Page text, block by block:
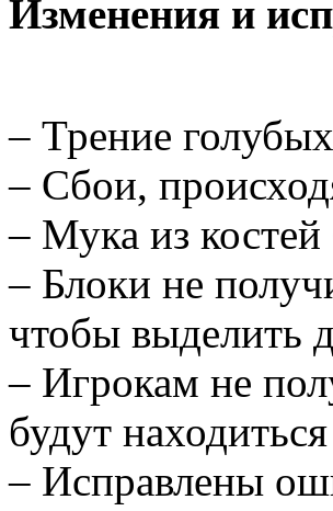
Изменения и
– Трение
– Сбои,
– Мука из костей
– Блоки не
чтобы выделить
– Игрокам не
будут
– Исправлены